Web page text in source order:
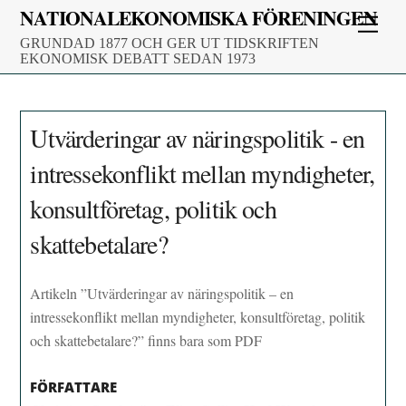
Skip
content
NATIONALEKONOMISKA FÖRENINGEN
GRUNDAD 1877 OCH GER UT TIDSKRIFTEN
EKONOMISK DEBATT SEDAN 1973
Utvärderingar av näringspolitik - en
intressekonflikt mellan myndigheter,
konsultföretag, politik och
skattebetalare?
Artikeln ”Utvärderingar av näringspolitik – en
intressekonflikt mellan myndigheter, konsultföretag, politik
och skattebetalare?” finns bara som PDF
FÖRFATTARE